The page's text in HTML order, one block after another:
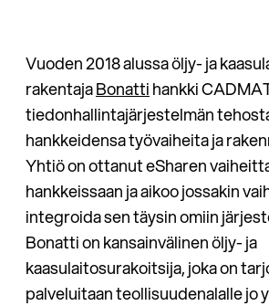
Vuoden 2018 alussa öljy- ja
rakentajaBonattihankki
tiedonhallintajärjestelmän
hankkeidensa työvaiheita ja
Yhtiö on ottanut eSharen
hankkeissaan ja aikoo jossakin
integroida sen täysin omiin
Bonatti on kansainvälinen öljy- ja
kaasulaitosurakoitsija, joka on
palveluitaan teollisuudenalalle jo